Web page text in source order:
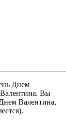
Днем
Валентина. Вы
Валентина,